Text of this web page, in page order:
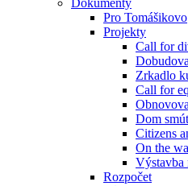
Dokumenty
Pro Tomášikovo
Projekty
Call for
Zrkadlo
Call for
Dom
Citizens
On the
Výstavba
Rozpočet